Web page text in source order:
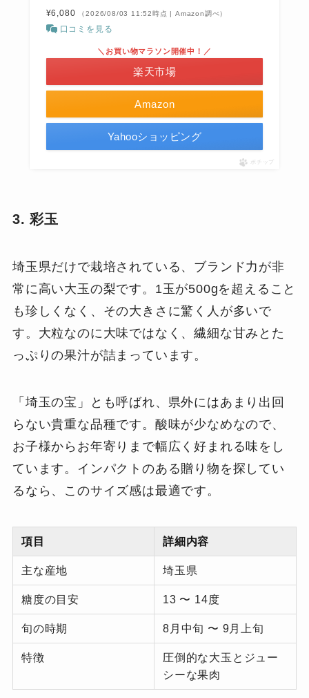
¥6,080 （2026/08/03 11:52時点 | Amazon調べ）
口コミを見る
Amazon
＼お買い物マラソン開催中！／
楽天市場
Yahooショッピング
ポチップ
3. 彩玉
埼玉県だけで栽培されている、ブランド力が非
常に高い大玉の梨です。1玉が500gを超えること
も珍しくなく、その大きさに驚く人が多いで
す。大粒なのに大味ではなく、繊細な甘みとた
っぷりの果汁が詰まっています。
「埼玉の宝」とも呼ばれ、県外にはあまり出回
らない貴重な品種です。酸味が少なめなので、
お子様からお年寄りまで幅広く好まれる味をし
ています。インパクトのある贈り物を探してい
るなら、このサイズ感は最適です。
項目 詳細内容
主な産地 埼玉県
糖度の目安 13 〜 14度
旬の時期 8月中旬 〜 9月上旬
特徴
圧倒的な大玉とジュー
シーな果肉